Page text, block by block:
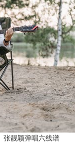
张靓颖弹唱六线谱